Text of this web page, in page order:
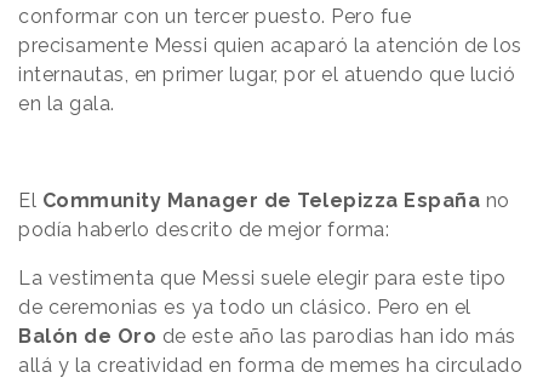
conformar con un tercer puesto. Pero fue
precisamente Messi quien acaparó la atención de los
internautas, en primer lugar, por el atuendo que lució
en la gala.
El Community Manager de Telepizza España no
podía haberlo descrito de mejor forma:
La vestimenta que Messi suele elegir para este tipo
de ceremonias es ya todo un clásico. Pero en el
Balón de Oro de este año las parodias han ido más
allá y la creatividad en forma de memes ha circulado